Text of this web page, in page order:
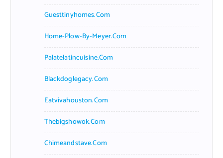
Guesttinyhomes.com
Home-Plow-By-Meyer.com
Palatelatincuisine.com
Blackdoglegacy.com
Eatvivahouston.com
Thebigshowok.com
Chimeandstave.com